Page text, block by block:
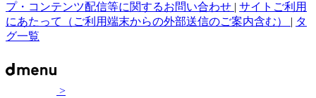
プ・コンテンツ配信等に関するお問い合わせ | サイトご利用
にあたって（ご利用端末からの外部送信のご案内含む） | タ
グ一覧
>